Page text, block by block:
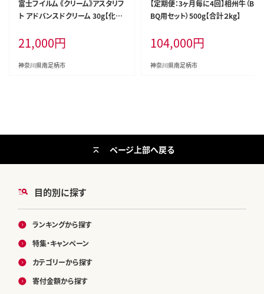
富士フイルム 《クリーム》アスタリフ
ト アドバンスドクリーム 30g【化粧
ング】
21,000円
神奈川県南足柄市
【定期便：3ヶ月毎に4回】相州牛（B
BQ用セット）500g【合計２kg】
104,000円
神奈川県南足柄市
目的別に探す
ランキングから探す
特集・キャンペーン
カテゴリーから探す
寄付金額から探す
ページ上部へ戻る